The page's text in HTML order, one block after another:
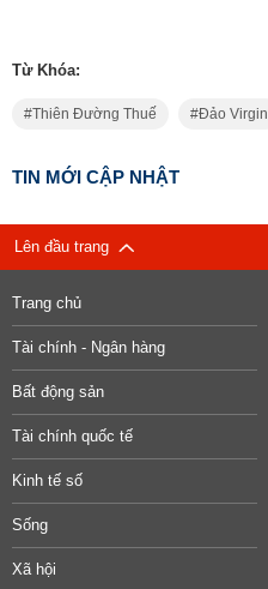
Từ Khóa:
Thiên Đường Thuế Đảo Virgin
TIN MỚI CẬP NHẬT
Lên đầu trang
Trang chủ
Tài chính - Ngân hàng
Bất động sản
Tài chính quốc tế
Kinh tế số
Sống
Xã hội